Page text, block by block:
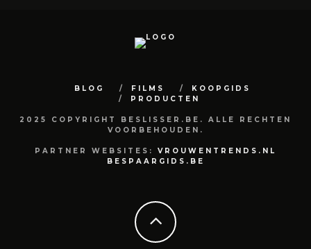
BLOG FILMS
KOOPGIDS
PRODUCTEN
2025 COPYRIGHT BESLISSER.BE. ALLE RECHTEN
VOORBEHOUDEN.
PARTNER WEBSITES: VROUWENTRENDS.NL
BESPAARGIDS.BE